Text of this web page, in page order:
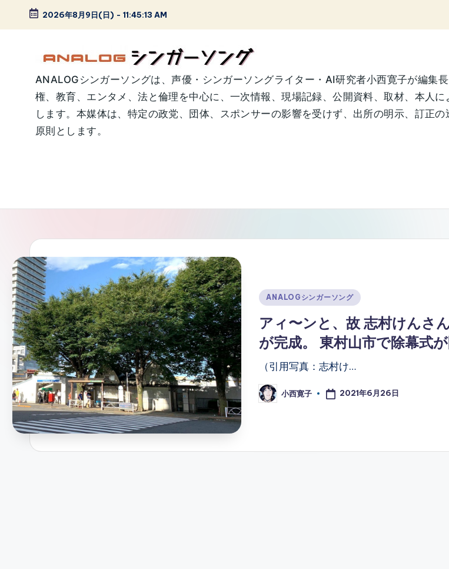
Skip
2026年8月9日(日) - 11:45:13 AM
A
N
A
G
ン
ガ
ー
ソ
ン
グ
ANALOGシンガーソングは、声優・シンガーソングライター・AI研究者小西寛子が編集
権、教育、エンタメ、法と倫理を中心に、一次情報、現場記録、公開資料、取材、本人
します。本媒体は、特定の政党、団体、スポンサーの影響を受けず、出所の明示、訂正
原則とします。
Posted
ANALOGシンガーソング
アィ〜ンと、故 志村けんさ
が完成。 東村山市で除幕式が
（引用写真：志村け…
Posted
by
小西寛子 2021年6月26日